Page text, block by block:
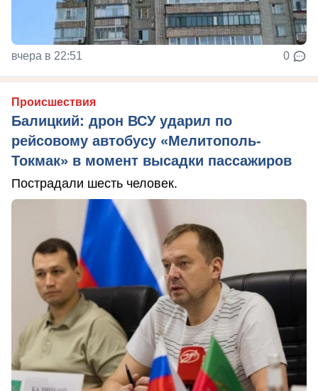
вчера в 22:51 0
Происшествия
Балицкий: дрон ВСУ ударил по
рейсовому автобусу «Мелитополь-
Токмак» в момент высадки пассажиров
Пострадали шесть человек.